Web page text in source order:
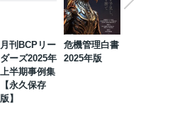
月刊BCPリー
ダーズ2025年
上半期事例集
【永久保存
版】
危機管理白書
2025年版